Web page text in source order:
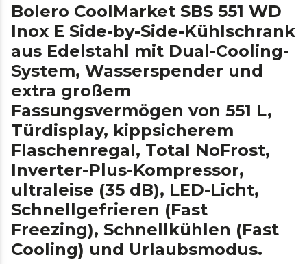
Bolero CoolMarket SBS 551 WD
Inox E Side-by-Side-Kühlschrank
aus Edelstahl mit Dual-Cooling-
System, Wasserspender und
extra großem
Fassungsvermögen von 551 L,
Türdisplay, kippsicherem
Flaschenregal, Total NoFrost,
Inverter-Plus-Kompressor,
ultraleise (35 dB), LED-Licht,
Schnellgefrieren (Fast
Freezing), Schnellkühlen (Fast
Cooling) und Urlaubsmodus.